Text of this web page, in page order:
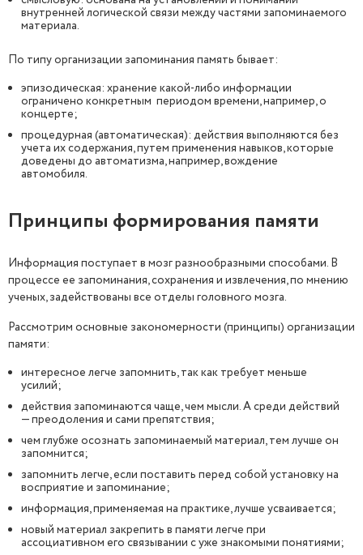
внутренней логической связи между частями запоминаемого
материала.
По типу организации запоминания память бывает:
эпизодическая: хранение какой-либо информации
ограничено конкретным периодом времени, например, о
концерте;
процедурная (автоматическая): действия выполняются без
учета их содержания, путем применения навыков, которые
доведены до автоматизма, например, вождение
автомобиля.
Принципы формирования памяти
Информация поступает в мозг разнообразными способами. В
процессе ее запоминания, сохранения и извлечения, по мнению
ученых, задействованы все отделы головного мозга.
Рассмотрим основные закономерности (принципы) организации
памяти:
интересное легче запомнить, так как требует меньше
усилий;
действия запоминаются чаще, чем мысли. А среди действий
— преодоления и сами препятствия;
чем глубже осознать запоминаемый материал, тем лучше он
запомнится;
запомнить легче, если поставить перед собой установку на
восприятие и запоминание;
информация, применяемая на практике, лучше усваивается;
новый материал закрепить в памяти легче при
ассоциативном его связывании с уже знакомыми понятиями;